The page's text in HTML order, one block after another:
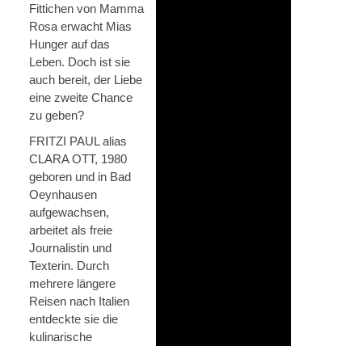
Fittichen von Mamma
Rosa erwacht Mias
Hunger auf das
Leben. Doch ist sie
auch bereit, der Liebe
eine zweite Chance
zu geben?
FRITZI PAUL alias
CLARA OTT, 1980
geboren und in Bad
Oeynhausen
aufgewachsen,
arbeitet als freie
Journalistin und
Texterin. Durch
mehrere längere
Reisen nach Italien
entdeckte sie die
kulinarische